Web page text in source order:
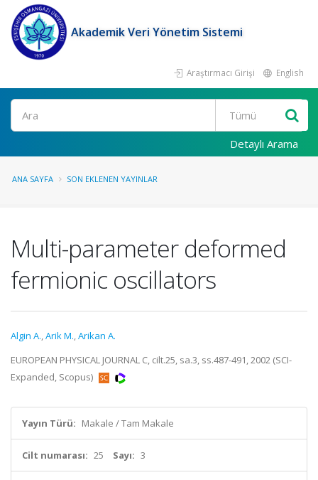
Akademik Veri Yönetim Sistemi
Araştırmacı Girişi English
Ara
Detaylı Arama
ANA SAYFA SON EKLENEN YAYINLAR
Multi-parameter deformed
fermionic oscillators
Algin A.,Arik M.,Arikan A.
EUROPEAN PHYSICAL JOURNAL C, cilt.25, sa.3, ss.487-491, 2002 (SCI-
Expanded, Scopus)
Yayın Türü: Makale / Tam Makale
Cilt numarası: 25 Sayı: 3